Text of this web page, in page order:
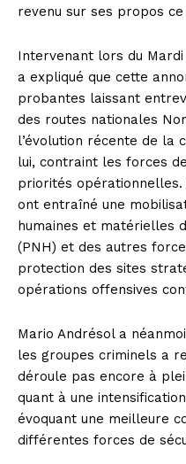
revenu sur ses propos
Intervenant lors du
a expliqué que cette
probantes laissant
des routes nationales
l’évolution récente de la
lui, contraint les forces
priorités opérationnelles.
ont entraîné une
humaines et matérielles
(PNH) et des autres
protection des sites
opérations offensives
Mario Andrésol a
les groupes criminels a
déroule pas encore à
quant à une
évoquant une meilleure
différentes forces de